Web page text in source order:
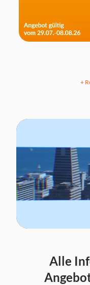
+
Alle